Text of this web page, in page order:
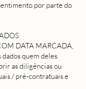
por parte do
DATA MARCADA,
dados quem deles
as diligências ou
/ pré-contratuais e